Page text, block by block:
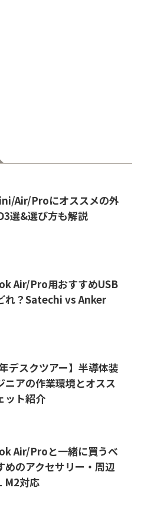
Air/Proにオススメの外
選&選び方も解説
Air/Pro用おすすめUSB
れ？Satechi vs Anker
デスクツアー】半導体装
ニアの作業環境とオスス
ット紹介
Air/Proと一緒に買うべ
めのアクセサリー・周辺
M2対応